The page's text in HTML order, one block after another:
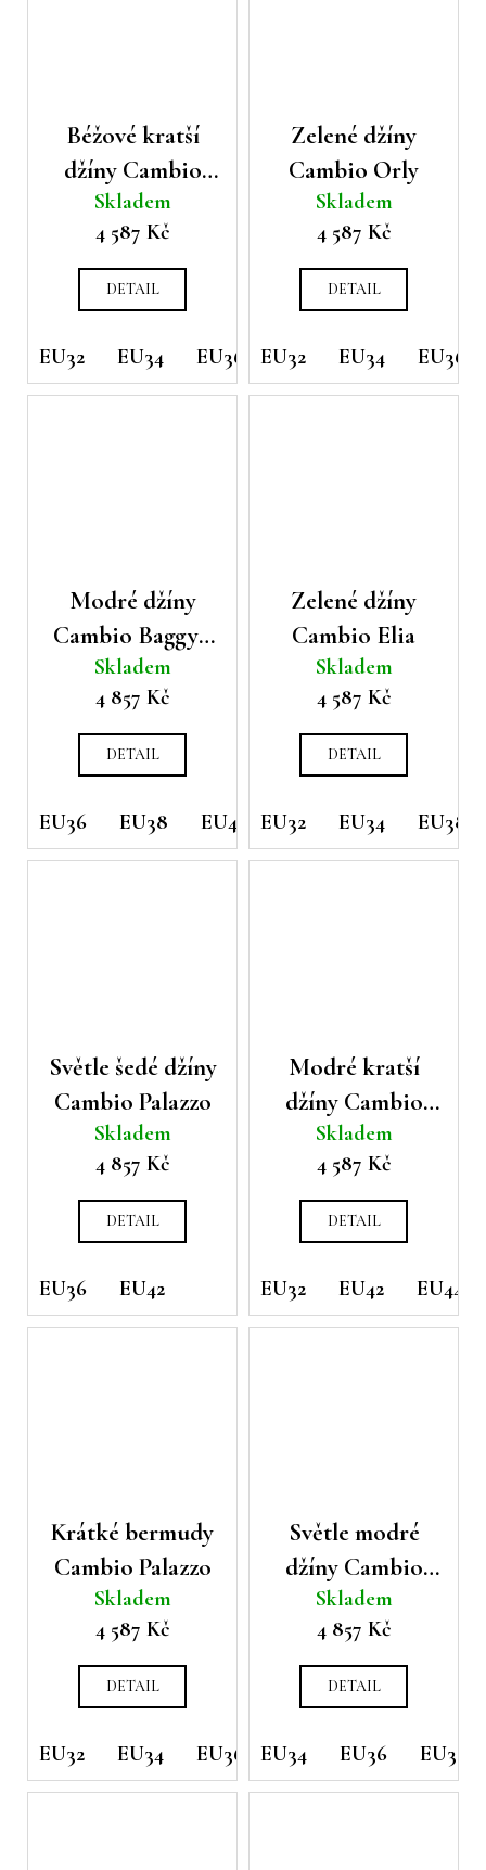
Béžové kratší
džíny Cambio
Fabienne
Skladem
4 587 Kč
DETAIL
EU32 EU34 EU36 EU38 EU40 EU42
Zelené džíny
Cambio Orly
Skladem
4 587 Kč
DETAIL
EU32 EU34 EU36
Modré džíny
Cambio Baggy s
asymetrickým
zapínáním
Skladem
4 857 Kč
DETAIL
EU36 EU38 EU40 EU42
Zelené džíny
Cambio Elia
Skladem
4 587 Kč
DETAIL
EU32 EU34 EU38
Světle šedé džíny
Cambio Palazzo
Skladem
4 857 Kč
DETAIL
EU36 EU42
Modré kratší
džíny Cambio
Fabienne
Skladem
4 587 Kč
DETAIL
EU32 EU42 EU44
Krátké bermudy
Cambio Palazzo
Skladem
4 587 Kč
DETAIL
EU32 EU34 EU36 EU38
Světle modré
džíny Cambio
Palazzo
Skladem
4 857 Kč
DETAIL
EU34 EU36 EU38